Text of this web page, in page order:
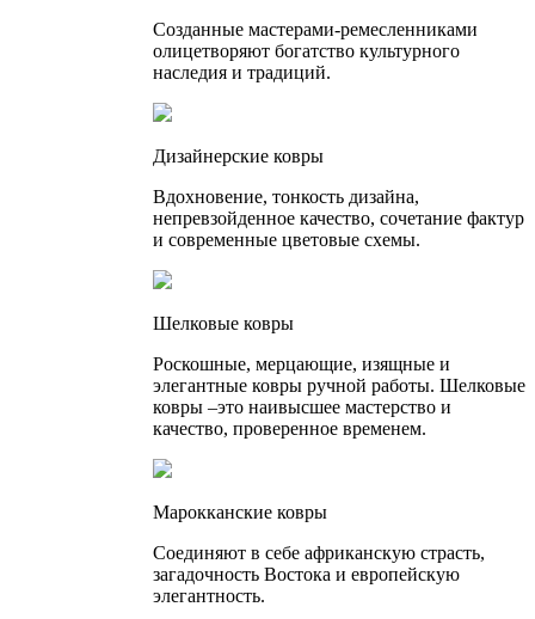
Созданные мастерами-ремесленниками
олицетворяют богатство культурного
наследия и традиций.
Дизайнерские ковры
Вдохновение, тонкость дизайна,
непревзойденное качество, сочетание фактур
и современные цветовые схемы.
Шелковые ковры
Роскошные, мерцающие, изящные и
элегантные ковры ручной работы. Шелковые
ковры –это наивысшее мастерство и
качество, проверенное временем.
Марокканские ковры
Соединяют в себе африканскую страсть,
загадочность Востока и европейскую
элегантность.